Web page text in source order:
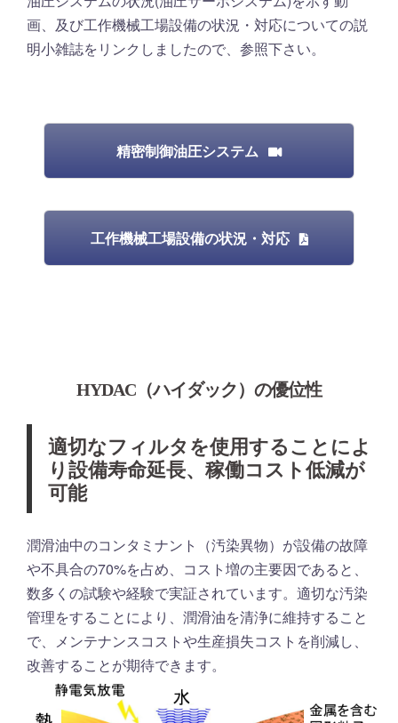
画、及び工作機械工場設備の状況・対応についての説
明小雑誌をリンクしましたので、参照下さい。
精密制御油圧システム
工作機械工場設備の状況・対応
HYDAC（ハイダック）の優位性
適切なフィルタを使用することによ
り設備寿命延長、稼働コスト低減が
可能
潤滑油中のコンタミナント（汚染異物）が設備の故障
や不具合の70%を占め、コスト増の主要因であると、
数多くの試験や経験で実証されています。適切な汚染
管理をすることにより、潤滑油を清浄に維持すること
で、メンテナンスコストや生産損失コストを削減し、
改善することが期待できます。